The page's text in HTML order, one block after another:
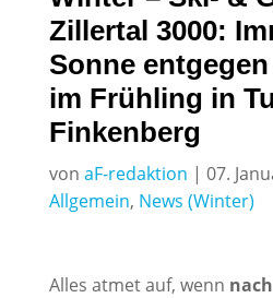
Zillertal 3000:
Sonne
im Frühling in
Finkenberg
von aF-redaktion | 07.
Allgemein, News (Winter)
Alles atmet auf, wenn